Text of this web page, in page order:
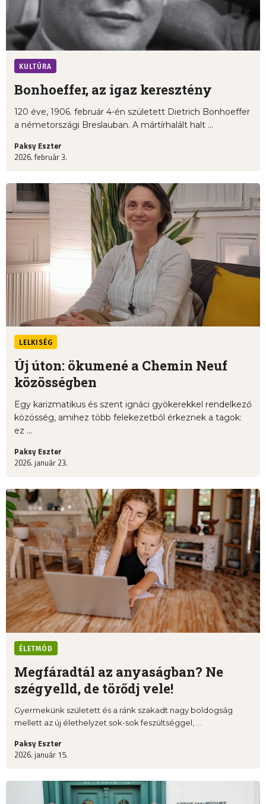
KULTÚRA
Bonhoeffer, az igaz keresztény
120 éve, 1906. február 4-én született Dietrich Bonhoeffer
a németországi Breslauban. A mártírhalált halt ...
Paksy Eszter
2026. február 3.
LELKISÉG
Új úton: ökumené a Chemin Neuf
közösségben
Egy karizmatikus és szent ignáci gyökerekkel rendelkező
közösség, amihez több felekezetből érkeznek a tagok:
ez ...
Paksy Eszter
2026. január 23.
ÉLETMÓD
Megfáradtál az anyaságban? Ne
szégyelld, de törődj vele!
Gyermekünk született és a ránk szakadt nagy boldogság
mellett az új élethelyzet sok-sok feszültséggel, ...
Paksy Eszter
2026. január 15.